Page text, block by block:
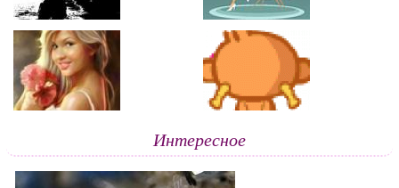
Интересное